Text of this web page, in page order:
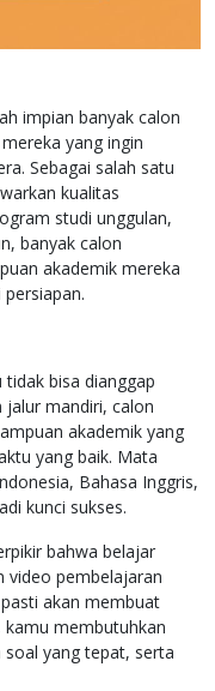
impian banyak calon
yang ingin
Sebagai salah satu
kualitas
studi unggulan,
banyak calon
akademik mereka
bisa dianggap
jalur mandiri, calon
akademik yang
yang baik. Mata
Bahasa Inggris,
kunci sukses.
bahwa belajar
video pembelajaran
akan membuat
kamu membutuhkan
yang tepat, serta